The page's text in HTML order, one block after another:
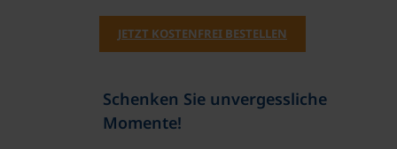
JETZT KOSTENFREI BESTELLEN
Schenken Sie unvergessliche
Momente!